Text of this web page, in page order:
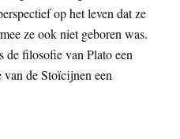
op het leven dat ze
ze ook niet geboren was.
de filosofie van Plato een
de Stoïcijnen een